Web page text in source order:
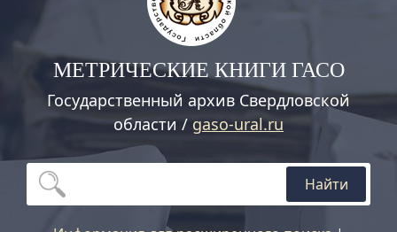
МЕТРИЧЕСКИЕ КНИГИ ГАСО
Государственный архив Свердловской
области / gaso-ural.ru
Найти